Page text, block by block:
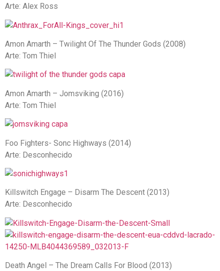
Arte: Alex Ross
Amon Amarth – Twilight Of The Thunder Gods (2008)
Arte: Tom Thiel
Amon Amarth – Jomsviking (2016)
Arte: Tom Thiel
Foo Fighters- Sonc Highways (2014)
Arte: Desconhecido
Killswitch Engage – Disarm The Descent (2013)
Arte: Desconhecido
Death Angel – The Dream Calls For Blood (2013)